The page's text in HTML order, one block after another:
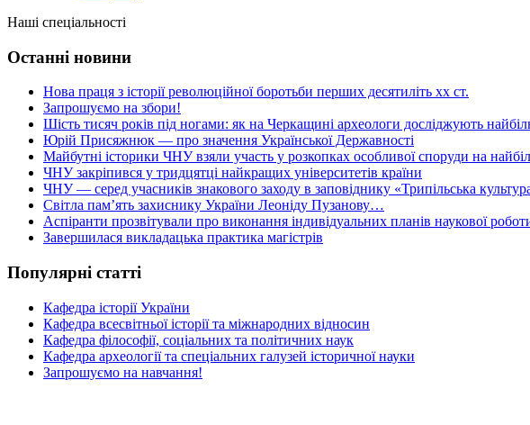
Наші спеціальності
Останні новини
Нова праця з історії революційної боротьби перших десятиліть хх ст.
Запрошуємо на збори!
Шість тисяч років під ногами: як на Черкащині археологи досліджують
Юрій Присяжнюк — про значення Української Державності
Майбутні історики ЧНУ взяли участь у розкопках особливої споруди на
ЧНУ закріпився у тридцятці найкращих університетів країни
ЧНУ — серед учасників знакового заходу в заповіднику «Трипільська
Світла пам’ять захиснику України Леоніду Пузанову…
Аспіранти прозвітували про виконання індивідуальних планів наукової
Завершилася викладацька практика магістрів
Популярні статті
Кафедра історії України
Кафедра всесвітньої історії та міжнародних відносин
Кафедра філософії, соціальних та політичних наук
Кафедра археології та спеціальних галузей історичної науки
Запрошуємо на навчання!